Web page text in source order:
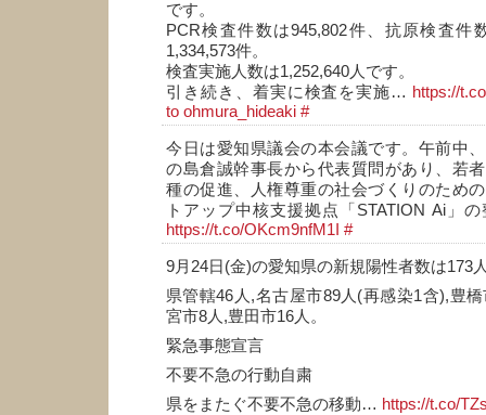
です。
PCR検査件数は945,802件、抗原検査件
1,334,573件。
検査実施人数は1,252,640人です。
引き続き、着実に検査を実施… https://
to ohmura_hideaki #
今日は愛知県議会の本会議です。午前中
の島倉誠幹事長から代表質問があり、若
種の促進、人権尊重の社会づくりのため
トアップ中核支援拠点「STATION Ai」
https://t.co/OKcm9nfM1I #
9月24日(金)の愛知県の新規陽性者数は173
県管轄46人,名古屋市89人(再感染1含),豊
宮市8人,豊田市16人。
緊急事態宣言
不要不急の行動自粛
県をまたぐ不要不急の移動… https://t.co/